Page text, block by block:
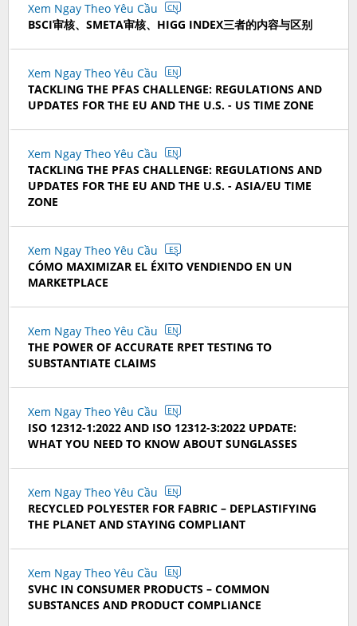
Xem Ngay Theo Yêu Cầu CN
BSCI审核、SMETA审核、HIGG INDEX三者的内容与区别
Xem Ngay Theo Yêu Cầu EN
TACKLING THE PFAS CHALLENGE: REGULATIONS AND
UPDATES FOR THE EU AND THE U.S. - US TIME ZONE
Xem Ngay Theo Yêu Cầu EN
TACKLING THE PFAS CHALLENGE: REGULATIONS AND
UPDATES FOR THE EU AND THE U.S. - ASIA/EU TIME
ZONE
Xem Ngay Theo Yêu Cầu ES
CÓMO MAXIMIZAR EL ÉXITO VENDIENDO EN UN
MARKETPLACE
Xem Ngay Theo Yêu Cầu EN
THE POWER OF ACCURATE RPET TESTING TO
SUBSTANTIATE CLAIMS
Xem Ngay Theo Yêu Cầu EN
ISO 12312-1:2022 AND ISO 12312-3:2022 UPDATE:
WHAT YOU NEED TO KNOW ABOUT SUNGLASSES
Xem Ngay Theo Yêu Cầu EN
RECYCLED POLYESTER FOR FABRIC – DEPLASTIFYING
THE PLANET AND STAYING COMPLIANT
Xem Ngay Theo Yêu Cầu EN
SVHC IN CONSUMER PRODUCTS – COMMON
SUBSTANCES AND PRODUCT COMPLIANCE